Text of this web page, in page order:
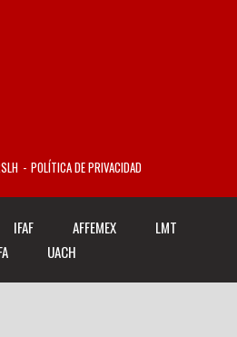
POLÍTICA DE PRIVACIDAD
IFAF AFFEMEX
LMT
UACH